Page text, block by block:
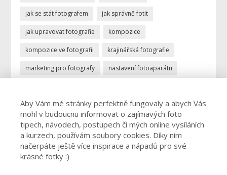
jak se stát fotografem jak správně fotit
jak upravovat fotografie kompozice
kompozice ve fotografii krajinářská fotografie
marketing pro fotografy nastavení fotoaparátu
profese fotograf profesionální fotograf
vydělávání focením úprava fotek úprava fotografií
živnost fotograf
Aby Vám mé stránky perfektně fungovaly a abych Vás
mohl v budoucnu informovat o zajímavých foto
tipech, návodech, postupech či mých online vysíláních
a kurzech, používám soubory cookies. Díky nim
načerpáte ještě více inspirace a nápadů pro své
krásné fotky :)